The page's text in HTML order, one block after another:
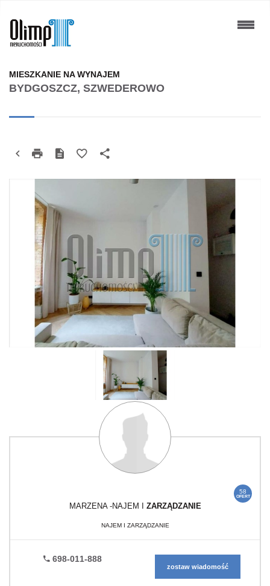
BYDGOSZCZ, SZWEDEROWO
MIESZKANIE NA WYNAJEM
58
OFERT
MARZENA -NAJEM I ZARZĄDZANIE
NAJEM I ZARZĄDZANIE
698-011-888
zostaw wiadomość